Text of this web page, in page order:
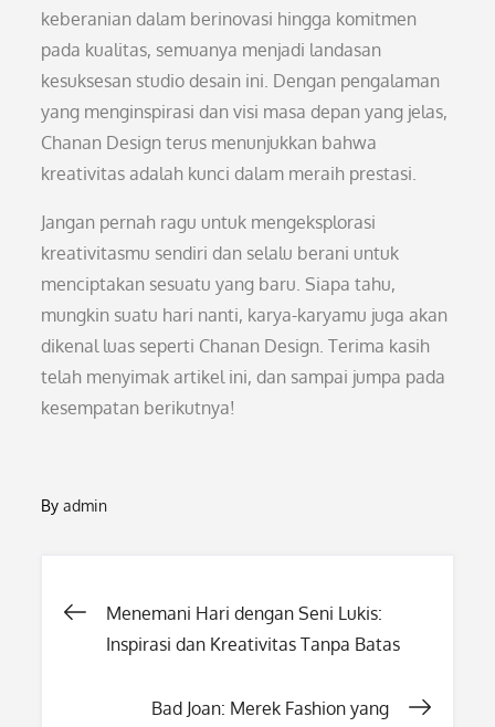
keberanian dalam berinovasi hingga komitmen
pada kualitas, semuanya menjadi landasan
kesuksesan studio desain ini. Dengan pengalaman
yang menginspirasi dan visi masa depan yang jelas,
Chanan Design terus menunjukkan bahwa
kreativitas adalah kunci dalam meraih prestasi.
Jangan pernah ragu untuk mengeksplorasi
kreativitasmu sendiri dan selalu berani untuk
menciptakan sesuatu yang baru. Siapa tahu,
mungkin suatu hari nanti, karya-karyamu juga akan
dikenal luas seperti Chanan Design. Terima kasih
telah menyimak artikel ini, dan sampai jumpa pada
kesempatan berikutnya!
Byadmin
Post
Menemani Hari dengan Seni Lukis:
Inspirasi dan Kreativitas Tanpa Batas
Bad Joan: Merek Fashion yang